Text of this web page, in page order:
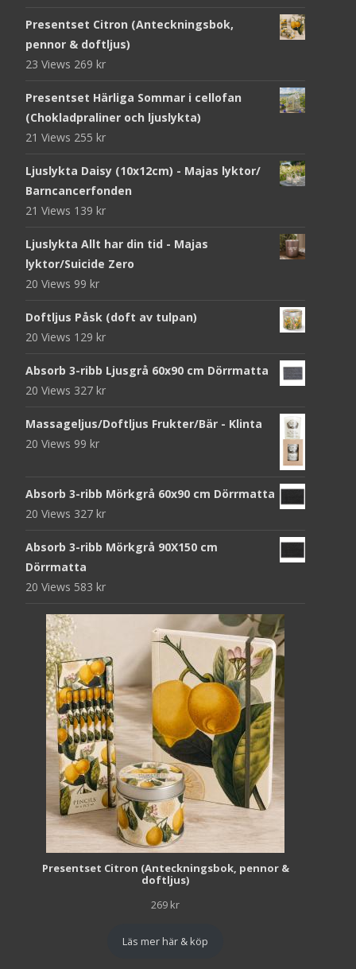
Presentset Citron (Anteckningsbok,
pennor & doftljus)
23 Views 269 kr
Presentset Härliga Sommar i cellofan
(Chokladpraliner och ljuslykta)
21 Views 255 kr
Ljuslykta Daisy (10x12cm) - Majas lyktor/
Barncancerfonden
21 Views 139 kr
Ljuslykta Allt har din tid - Majas
lyktor/Suicide Zero
20 Views 99 kr
Doftljus Påsk (doft av tulpan)
20 Views 129 kr
Absorb 3-ribb Ljusgrå 60x90 cm Dörrmatta
20 Views 327 kr
Massageljus/Doftljus Frukter/Bär - Klinta
20 Views 99 kr
Absorb 3-ribb Mörkgrå 60x90 cm Dörrmatta
20 Views 327 kr
Absorb 3-ribb Mörkgrå 90X150 cm
Dörrmatta
20 Views 583 kr
Presentset Citron (Anteckningsbok, pennor &
doftljus)
269 kr
Läs mer här & köp